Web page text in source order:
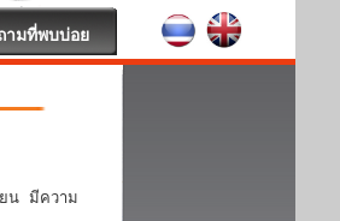
ามที่พบบ่อย
ยน มีความ